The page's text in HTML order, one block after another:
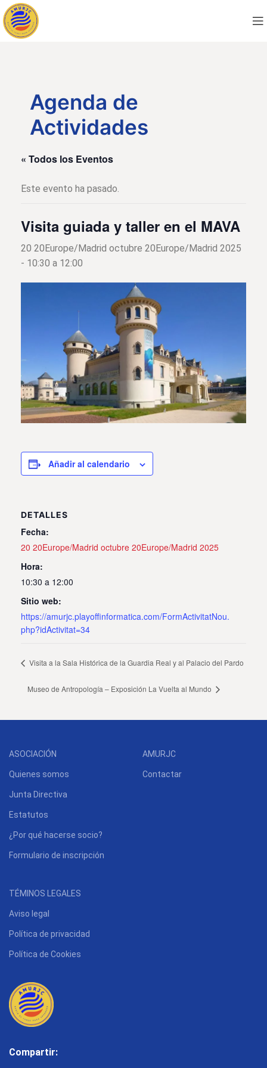
Agenda de
Actividades
« Todos los Eventos
Este evento ha pasado.
Visita guiada y taller en el MAVA
20 20Europe/Madrid octubre 20Europe/Madrid 2025
- 10:30 a 12:00
Añadir al calendario
DETALLES
Fecha:
20 20Europe/Madrid octubre 20Europe/Madrid 2025
Hora:
10:30 a 12:00
Sitio web:
https://amurjc.playoffinformatica.com/FormActivitatNou.
php?idActivitat=34
Visita a la Sala Histórica de la Guardia Real y al Palacio del Pardo
Museo de Antropología – Exposición La Vuelta al Mundo
ASOCIACIÓN
Quienes somos
Junta Directiva
Estatutos
¿Por qué hacerse socio?
Formulario de inscripción
AMURJC
Contactar
TÉMINOS LEGALES
Aviso legal
Política de privacidad
Política de Cookies
Compartir: